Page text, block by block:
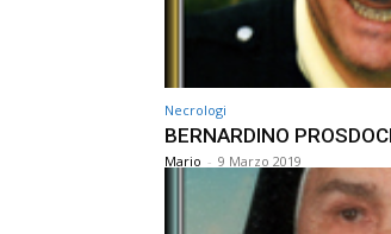
Necrologi
BERNARDINO
Mario - 9 Marzo 2019